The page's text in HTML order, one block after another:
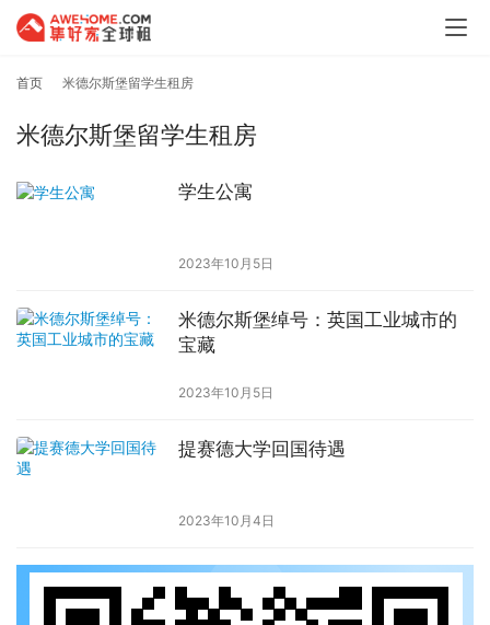
首页 米德尔斯堡留学生租房
米德尔斯堡留学生租房
学生公寓
2023年10月5日
米德尔斯堡绰号：英国工业城市的
宝藏
2023年10月5日
提赛德大学回国待遇
2023年10月4日